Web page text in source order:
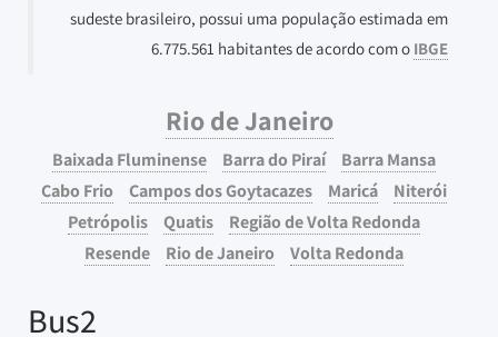
sudeste brasileiro, possui uma população estimada em
6.775.561 habitantes de acordo com o IBGE
Rio de Janeiro
Baixada Fluminense Barra do Piraí
Barra Mansa
Cabo Frio
Campos dos Goytacazes Maricá
Niterói
Petrópolis
Quatis
Região de Volta Redonda
Resende
Rio de Janeiro Volta Redonda
Bus2